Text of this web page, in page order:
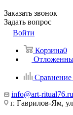
Заказать звонок
Задать вопрос
Войти
Корзина0
Сравнение
info@art-ritual76.ru
г. Гаврилов-Ям,